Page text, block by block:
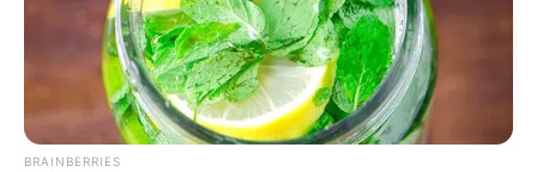
SEGOVIA
Ejército recupera a dos
menores y captura a seis
BRAINBERRIES